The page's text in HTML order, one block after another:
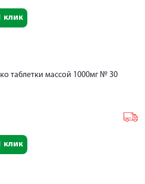
клик
таблетки массой 1000мг № 30
клик